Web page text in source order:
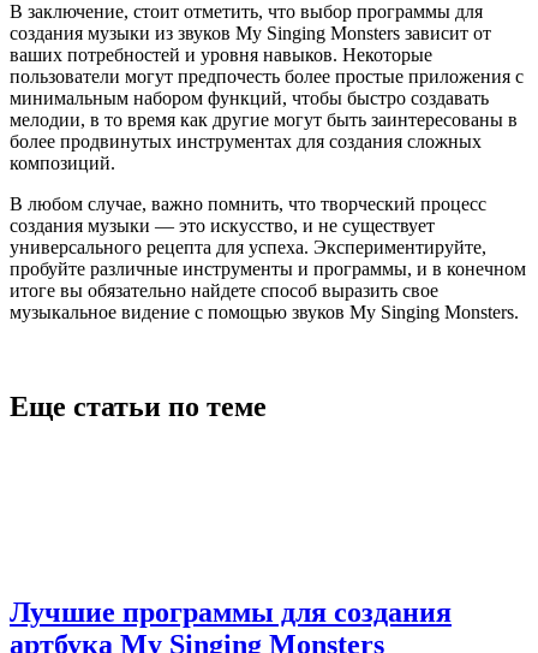
В заключение, стоит отметить, что выбор программы для
создания музыки из звуков My Singing Monsters зависит от
ваших потребностей и уровня навыков. Некоторые
пользователи могут предпочесть более простые приложения с
минимальным набором функций, чтобы быстро создавать
мелодии, в то время как другие могут быть заинтересованы в
более продвинутых инструментах для создания сложных
композиций.
В любом случае, важно помнить, что творческий процесс
создания музыки — это искусство, и не существует
универсального рецепта для успеха. Экспериментируйте,
пробуйте различные инструменты и программы, и в конечном
итоге вы обязательно найдете способ выразить свое
музыкальное видение с помощью звуков My Singing Monsters.
Еще статьи по теме
Лучшие программы для создания
артбука My Singing Monsters